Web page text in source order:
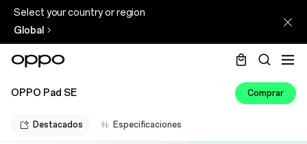
Select your country or region
Global
OPPO Pad SE Comprar
Destacados Especificaciones